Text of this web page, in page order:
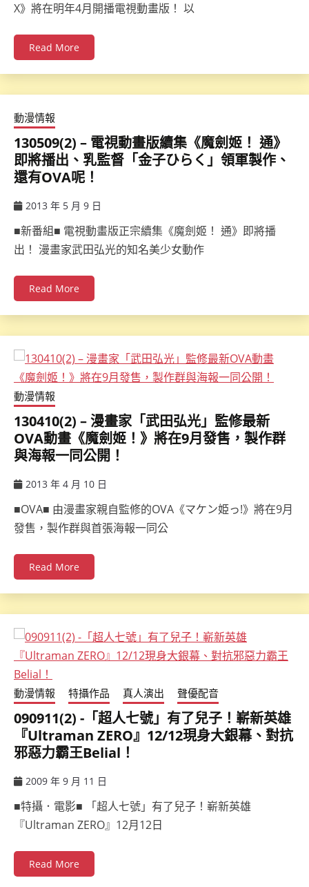
X》將在明年4月開播電視動畫版！ 以
Read More
動漫情報
130509(2) – 電視動畫版續集《魔劍姬！ 通》
即將播出、乳監督「金子ひらく」領軍製作、
還有OVA呢！
2013 年 5 月 9 日
■新番組■ 電視動畫版正宗續集《魔劍姬！ 通》即將播
出！ 漫畫家武田弘光的知名美少女動作
Read More
動漫情報
130410(2) – 漫畫家「武田弘光」監修最新
OVA動畫《魔劍姬！》將在9月發售，製作群
與海報一同公開！
2013 年 4 月 10 日
■OVA■ 由漫畫家親自監修的OVA《マケン姫っ!》將在9月
發售，製作群與首張海報一同公
Read More
動漫情報 特攝作品 真人演出 聲優配音
090911(2) -「超人七號」有了兒子！嶄新英雄
『Ultraman ZERO』12/12現身大銀幕、對抗
邪惡力霸王Belial！
2009 年 9 月 11 日
■特攝．電影■ 「超人七號」有了兒子！嶄新英雄
『Ultraman ZERO』12月12日
Read More